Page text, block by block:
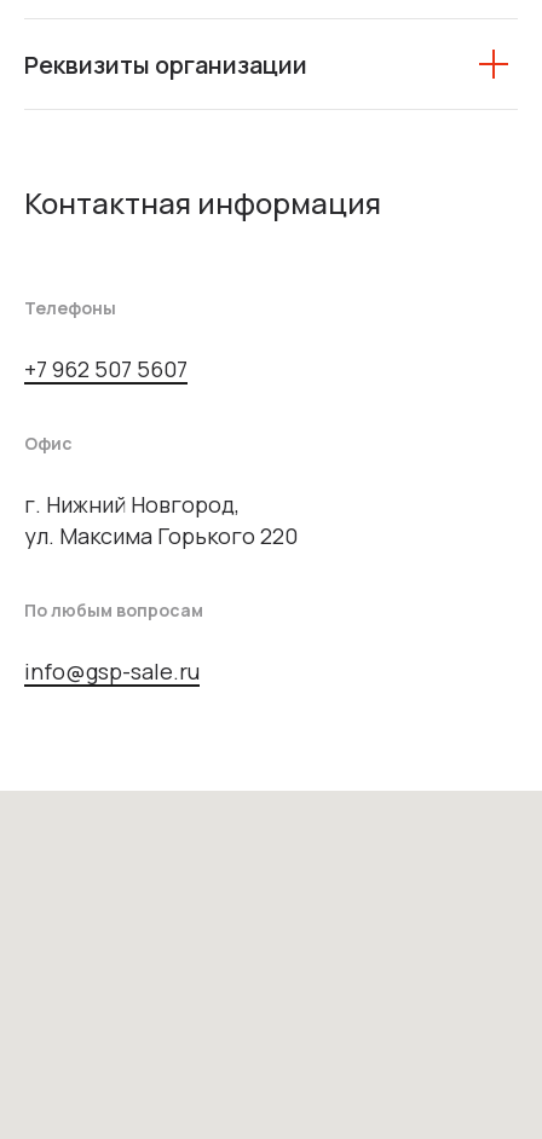
Реквизиты организации
Контактная информация
Телефоны
+7 962 507 5607
Офис
г. Нижний Новгород,
ул. Максима Горького 220
По любым вопросам
info@gsp-sale.ru